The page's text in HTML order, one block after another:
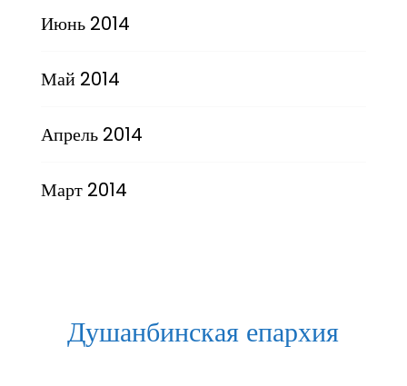
Июнь 2014
Май 2014
Апрель 2014
Март 2014
Душанбинская епархия